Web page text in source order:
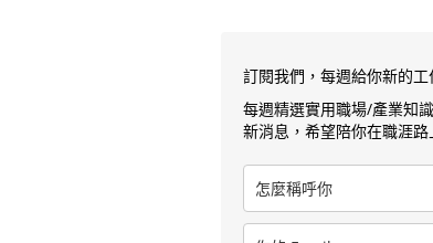
訂閱我們，每週給你新的工
每週精選實用職場/產業知
新消息，希望陪你在職涯